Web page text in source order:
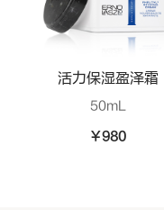
活力保湿盈泽霜
50mL
¥980